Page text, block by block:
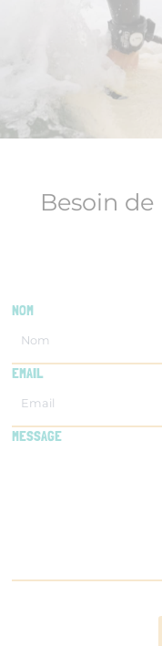
Besoin de
NOM
EMAIL
MESSAGE